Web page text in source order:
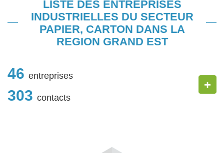
LISTE DES ENTREPRISES
INDUSTRIELLES DU SECTEUR
PAPIER, CARTON DANS LA
REGION GRAND EST
46 entreprises
303 contacts
+